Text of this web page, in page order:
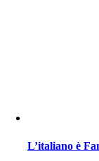
L’italiano è